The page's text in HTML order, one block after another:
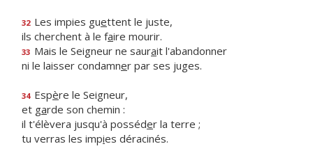
32 Les impies guettent le juste,
ils cherchent à le faire mourir.
33 Mais le Seigneur ne saurait l'abandonner
ni le laisser condamner par ses juges.
34 Espère le Seigneur,
et garde son chemin :
il t'élèvera jusqu'à posséder la terre ;
tu verras les impies déracinés.